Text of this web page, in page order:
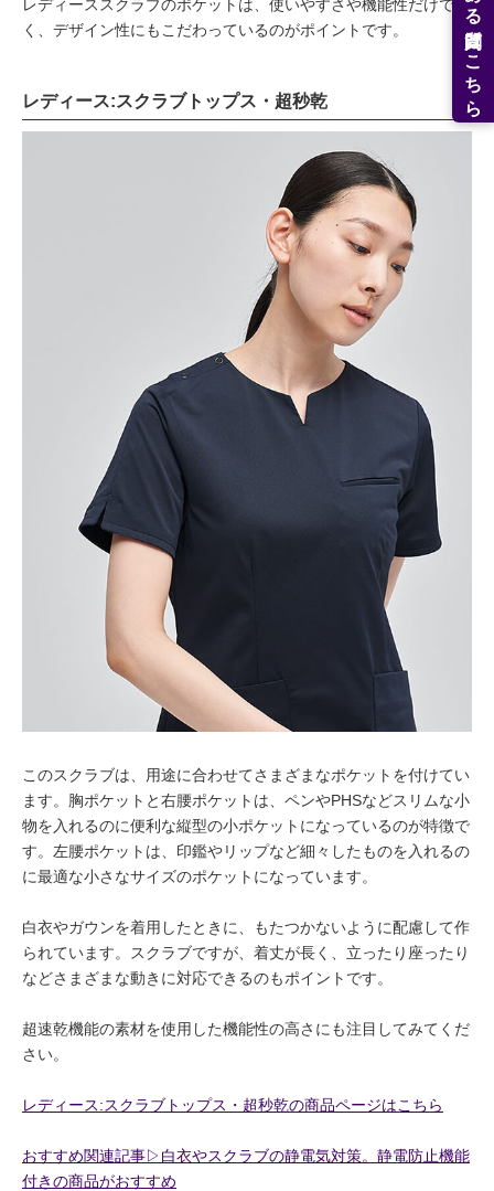
レディーススクラブのポケットは、使いやすさや機能性だけでな
く、デザイン性にもこだわっているのがポイントです。
レディース:スクラブトップス・超秒乾
このスクラブは、用途に合わせてさまざまなポケットを付けてい
ます。胸ポケットと右腰ポケットは、ペンやPHSなどスリムな小
物を入れるのに便利な縦型の小ポケットになっているのが特徴で
す。左腰ポケットは、印鑑やリップなど細々したものを入れるの
に最適な小さなサイズのポケットになっています。
白衣やガウンを着用したときに、もたつかないように配慮して作
られています。スクラブですが、着丈が長く、立ったり座ったり
などさまざまな動きに対応できるのもポイントです。
超速乾機能の素材を使用した機能性の高さにも注目してみてくだ
さい。
レディース:スクラブトップス・超秒乾の商品ページはこちら
おすすめ関連記事▷白衣やスクラブの静電気対策。静電防止機能
付きの商品がおすすめ